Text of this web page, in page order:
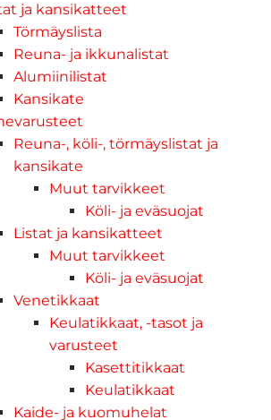
ja kansikatteet
Törmäyslista
Reuna- ja ikkunalistat
Alumiinilistat
Kansikate
Reuna-, köli-, törmäyslistat ja
kansikate
Muut tarvikkeet
Köli- ja eväsuojat
Listat ja kansikatteet
Muut tarvikkeet
Köli- ja eväsuojat
Venetikkaat
Keulatikkaat, -tasot ja
varusteet
Kasettitikkaat
Keulatikkaat
Kaide- ja kuomuhelat